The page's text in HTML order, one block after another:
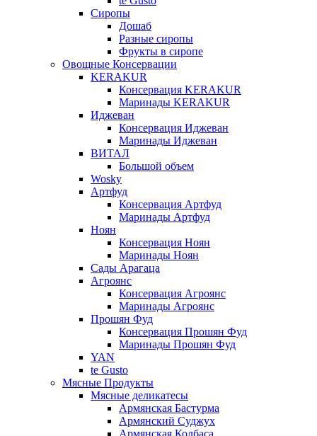
Сиропы
Дошаб
Разные сиропы
Фрукты в сиропе
Овощные Консервации
KERAKUR
Консервация KERAKUR
Маринады KERAKUR
Иджеван
Консервация Иджеван
Маринады Иджеван
ВИТАЛ
Большой объем
Wosky
Артфуд
Консервация Артфуд
Маринады Артфуд
Ноян
Консервация Ноян
Маринады Ноян
Сады Арагаца
Агроянс
Консервация Агроянс
Маринады Агроянс
Прошян Фуд
Консервация Прошян Фуд
Маринады Прошян Фуд
YAN
te Gusto
Мясные Продукты
Мясные деликатесы
Армянская Бастурма
Армянский Суджух
Армянская Колбаса